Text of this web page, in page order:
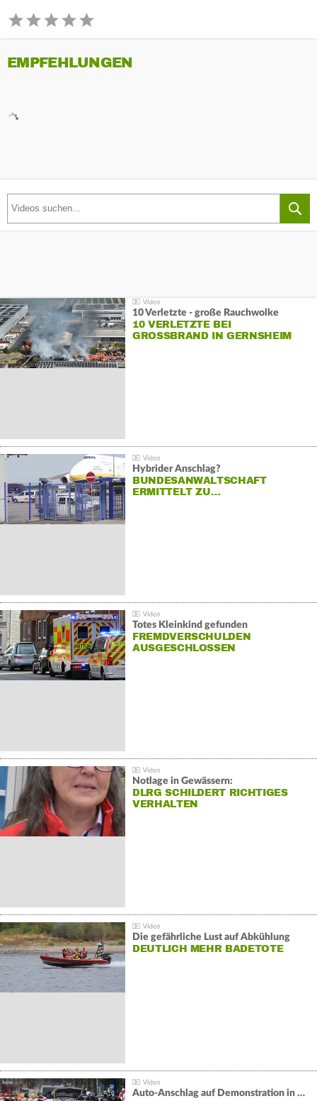
EMPFEHLUNGEN
10 Verletzte - große Rauchwolke
10 VERLETZTE BEI
GROSSBRAND IN GERNSHEIM
Hybrider Anschlag?
BUNDESANWALTSCHAFT
ERMITTELT ZU…
Totes Kleinkind gefunden
FREMDVERSCHULDEN
AUSGESCHLOSSEN
Notlage in Gewässern:
DLRG SCHILDERT RICHTIGES
VERHALTEN
Die gefährliche Lust auf Abkühlung
DEUTLICH MEHR BADETOTE
Auto-Anschlag auf Demonstration in München: